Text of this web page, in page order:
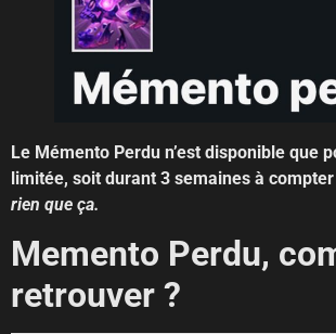
Le Mémento Perdu n’est disponible que
limitée, soit durant 3 semaines à
rien que ça.
Memento Perdu,
retrouver ?